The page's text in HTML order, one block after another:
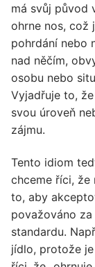
má svůj původ
ohrne nos, což
pohrdání nebo
nad něčím,
osobu nebo
Vyjadřuje to,
svou úroveň
zájmu.
Tento idiom
chceme říci, že
to, aby
považováno
standardu.
jídlo, protože